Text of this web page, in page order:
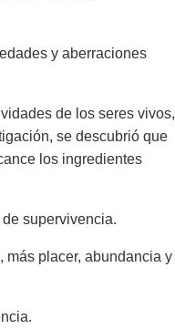
y aberraciones
de los seres vivos,
se descubrió que
los ingredientes
supervivencia.
más placer, abundancia y